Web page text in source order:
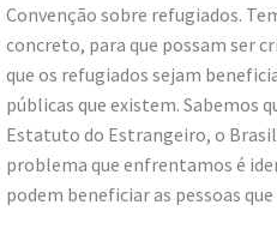
Convenção sobre refugiados.
concreto, para que possam ser
que os refugiados sejam
públicas que existem. Sabemos
Estatuto do Estrangeiro, o
problema que enfrentamos é
podem beneficiar as pessoas